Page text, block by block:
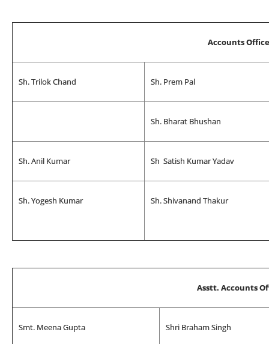
Accounts
Sh. Trilok Chand Sh. Prem Pal
Sh. Bharat Bhushan
Sh. Anil Kumar Sh Satish Kumar Yadav
Sh. Yogesh Kumar Sh. Shivanand Thakur
Asstt. Accounts
Smt. Meena Gupta Shri Braham Singh